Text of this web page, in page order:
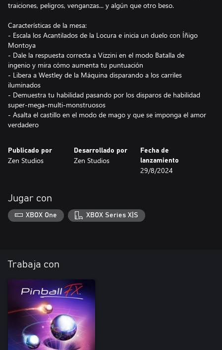
traiciones, peligros, venganzas... y algún que otro beso.
Características de la mesa:
- Escala los Acantilados de la Locura e inicia un duelo con Íñigo
Montoya
- Dale la respuesta correcta a Vizzini en el modo Batalla de
ingenio y mira cómo aumenta tu puntuación
- Libera a Westley de la Máquina disparando a los carriles
iluminados
- Demuestra tu habilidad pasando por los disparos de habilidad
super-mega-multi-monstruosos
- Asalta el castillo en el modo de mago y que se imponga el amor
verdadero
Publicado por
Zen Studios
Desarrollado por
Zen Studios
Fecha de
lanzamiento
29/8/2024
Jugar con
XBOX One XBOX Series X|S
Trabaja con